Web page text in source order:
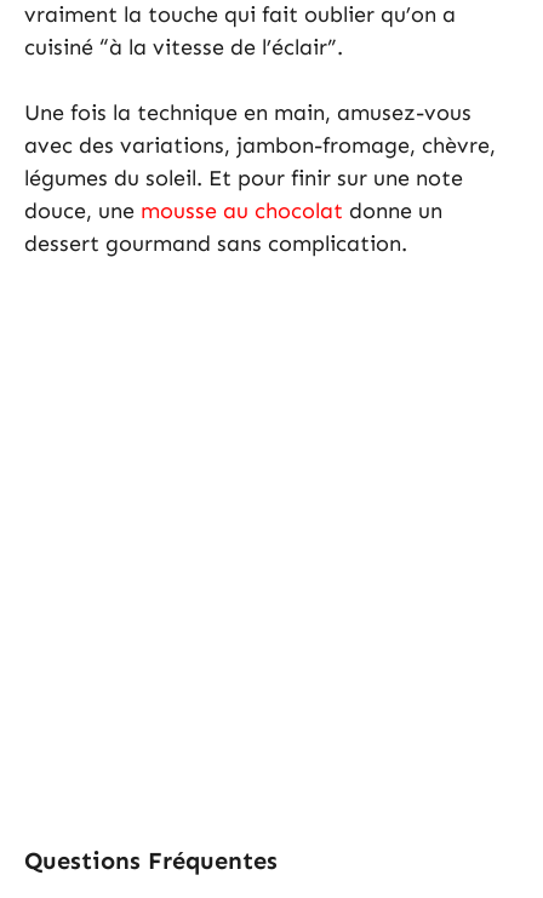
vraiment la touche qui fait oublier qu’on a
cuisiné “à la vitesse de l’éclair”.
Une fois la technique en main, amusez-vous
avec des variations, jambon-fromage, chèvre,
légumes du soleil. Et pour finir sur une note
douce, une mousse au chocolat donne un
dessert gourmand sans complication.
Questions Fréquentes